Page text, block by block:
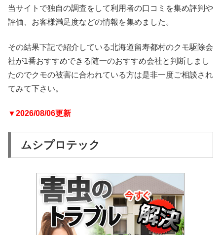
当サイトで独自の調査をして利用者の口コミを集め評判や
評価、お客様満足度などの情報を集めました。
その結果下記で紹介している北海道留寿都村のクモ駆除会
社が1番おすすめできる随一のおすすめ会社と判断しまし
たのでクモの被害に合われている方は是非一度ご相談され
てみて下さい。
▼2026/08/06更新
ムシプロテック